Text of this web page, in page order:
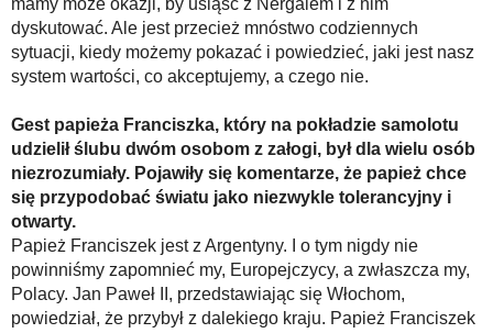
dyskutować. Ale jest przecież mnóstwo codziennych
sytuacji, kiedy możemy pokazać i powiedzieć, jaki jest nasz
system wartości, co akceptujemy, a czego nie.
Gest papieża Franciszka, który na pokładzie samolotu
udzielił ślubu dwóm osobom z załogi, był dla wielu osób
niezrozumiały. Pojawiły się komentarze, że papież chce
się przypodobać światu jako niezwykle tolerancyjny i
otwarty.
Papież Franciszek jest z Argentyny. I o tym nigdy nie
powinniśmy zapomnieć my, Europejczycy, a zwłaszcza my,
Polacy. Jan Paweł II, przedstawiając się Włochom,
powiedział, że przybył z dalekiego kraju. Papież Franciszek